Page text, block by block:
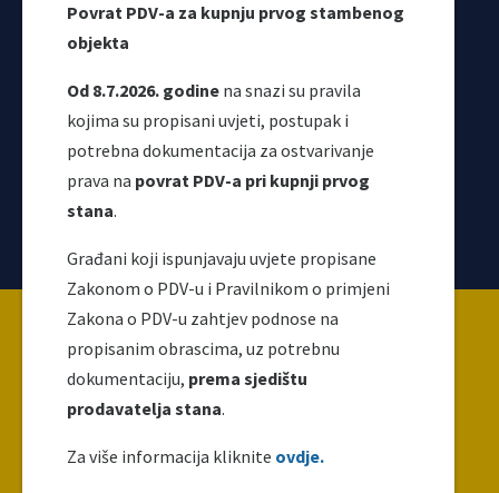
Povrat PDV-a za kupnju prvog stambenog
objekta
Od 8.7.2026. godine na snazi su pravila
kojima su propisani uvjeti, postupak i
potrebna dokumentacija za ostvarivanje
prava na povrat PDV-a pri kupnji prvog
stana.
Građani koji ispunjavaju uvjete propisane
Zakonom o PDV-u i Pravilnikom o primjeni
Zakona o PDV-u zahtjev podnose na
propisanim obrascima, uz potrebnu
dokumentaciju, prema sjedištu
prodavatelja stana.
Za više informacija kliknite ovdje.
Korisni linkovi
Copyright ©2026 Uprava za indirektno / neizravno
oporezivanje BiH
Ova web stranica napravljena je i održava se uz
finansijsku podršku Evropske unije. Za njen sadržaj